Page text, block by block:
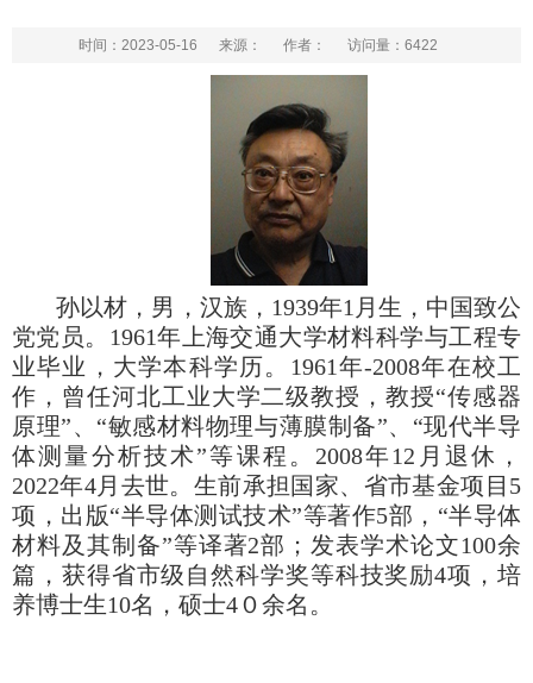
时间：2023-05-16 来源： 作者： 访问量： 6422
孙以材，男，汉族，1939年1月生，中国致公
党党员。1961年上海交通大学材料科学与工程专
业毕业，大学本科学历。1961年-2008年在校工
作，曾任河北工业大学二级教授，教授“传感器
原理”、“敏感材料物理与薄膜制备”、“现代半导
体测量分析技术”等课程。2008年12月退休，
2022年4月去世。生前承担国家、省市基金项目5
项，出版“半导体测试技术”等著作5部，“半导体
材料及其制备”等译著2部；发表学术论文100余
篇，获得省市级自然科学奖等科技奖励4项，培
养博士生10名，硕士4０余名。